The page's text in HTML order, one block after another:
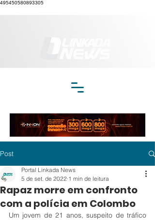
495450580893305
Post
Rapaz morre em confronto
com a polícia em Colombo
Portal Linkada News
5 de set. de 2022 1 min de leitura
Um jovem de 21 anos, suspeito de tráfico